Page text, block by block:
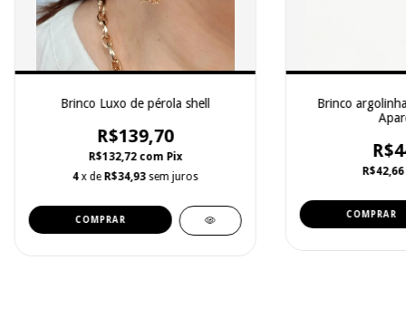
Brinco Luxo de pérola shell
R$139,70
R$132,72 com Pix
4 x de R$34,93 sem juros
Brinco
R$42,66
COMPRAR